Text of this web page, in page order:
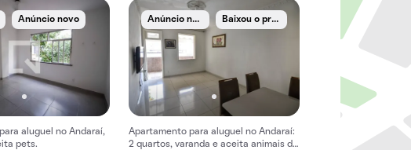
Anúncio novo
aluguel no Andaraí,
pets.
A
núncio novo B
aixou o preço
Apartamento para aluguel no Andaraí:
2 quartos, varanda e aceita animais de